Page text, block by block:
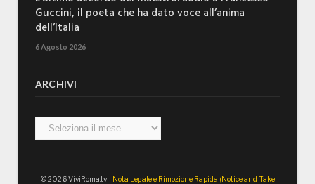
Guccini, il poeta che ha dato voce all’anima
dell’Italia
6 Agosto 2026
ARCHIVI
Archivi
© 2026 ViviRoma.tv - Nota Legale e Rimozione Rapida (Notice and Take